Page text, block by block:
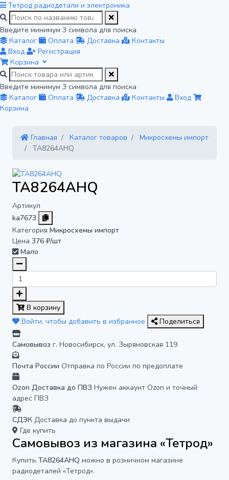
Тетрод радиодетали и электроника
Введите минимум 3 символа для поиска
Каталог
Оплата Доставка
Контакты
Вход
Регистрация
Корзина
Введите минимум 3 символа для поиска
Каталог
Оплата Доставка Контакты
Вход
Корзина
Главная Каталог товаров
Микросхемы импорт
TA8264AHQ
TA8264AHQ
Артикул
ka7673
Категория Микросхемы импорт
Цена 376 ₽/шт
Мало
В корзину
Войти, чтобы добавить в избранное
Поделиться
Самовывоз г. Новосибирск, ул. Зыряновская 119
Почта России Отправка по России по предоплате
Ozon Доставка до ПВЗ Нужен аккаунт Ozon и точный
адрес ПВЗ
СДЭК Доставка до пункта выдачи
Где купить
Самовывоз из магазина «Тетрод»
Купить TA8264AHQ можно в розничном магазине
радиодеталей «Тетрод».